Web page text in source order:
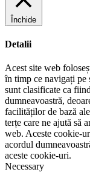
Închide
Detalii
Acest site web
în timp ce navigați pe
sunt clasificate ca
dumneavoastră,
facilităților de bază
terțe care ne ajută să
web. Aceste cookie-
acordul
aceste cookie-uri.
Necessary